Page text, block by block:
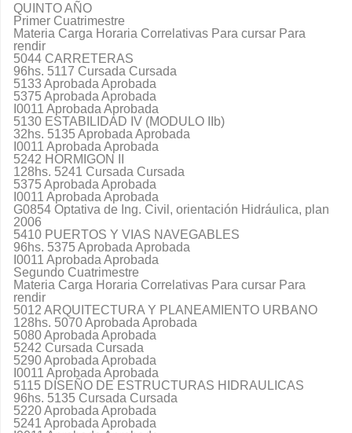
QUINTO AÑO
Primer Cuatrimestre
Materia Carga Horaria Correlativas Para cursar Para
rendir
5044 CARRETERAS
96hs. 5117 Cursada Cursada
5133 Aprobada Aprobada
5375 Aprobada Aprobada
I0011 Aprobada Aprobada
5130 ESTABILIDAD IV (MODULO IIb)
32hs. 5135 Aprobada Aprobada
I0011 Aprobada Aprobada
5242 HORMIGON II
128hs. 5241 Cursada Cursada
5375 Aprobada Aprobada
I0011 Aprobada Aprobada
G0854 Optativa de Ing. Civil, orientación Hidráulica, plan
2006
5410 PUERTOS Y VIAS NAVEGABLES
96hs. 5375 Aprobada Aprobada
I0011 Aprobada Aprobada
Segundo Cuatrimestre
Materia Carga Horaria Correlativas Para cursar Para
rendir
5012 ARQUITECTURA Y PLANEAMIENTO URBANO
128hs. 5070 Aprobada Aprobada
5080 Aprobada Aprobada
5242 Cursada Cursada
5290 Aprobada Aprobada
I0011 Aprobada Aprobada
5115 DISEÑO DE ESTRUCTURAS HIDRAULICAS
96hs. 5135 Cursada Cursada
5220 Aprobada Aprobada
5241 Aprobada Aprobada